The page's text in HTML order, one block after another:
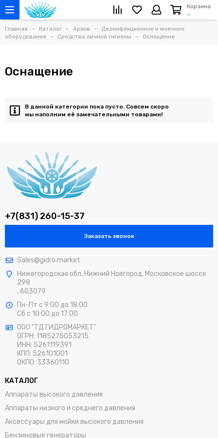
Корзина
…
Главная Каталог Архив
Дезинфекционное и моечное
оборудование
Средства личной гигиены Оснащение
Оснащение
В данной категории пока пусто. Совсем скоро
мы наполним её замечательными товарами!
+7(831) 260-15-37
Заказать звонок
Sales@gidro.market
Нижегородская обл, Нижний Новгород, Московское шоссе
298
, 603079
Пн-Пт с 9:00 до 18:00
Сб с 10:00 до 17:00
ООО "ТД ГИДРОМАРКЕТ"
ОГРН: 1185275053215
ИНН: 5261119391
КПП: 526101001
ОКПО: 33360110
КАТАЛОГ
Аппараты высокого давления
Аппараты низкого и среднего давления
Аксессуары для мойки высокого давления
Бензиновые генераторы